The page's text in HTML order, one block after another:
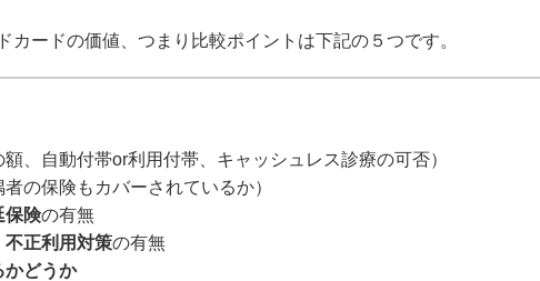
ードの価値、つまり比較ポイントは下記の５つです。
額、自動付帯or利用付帯、キャッシュレス診療の可否）
者の保険もカバーされているか）
保険の有無
不正利用対策の有無
かどうか